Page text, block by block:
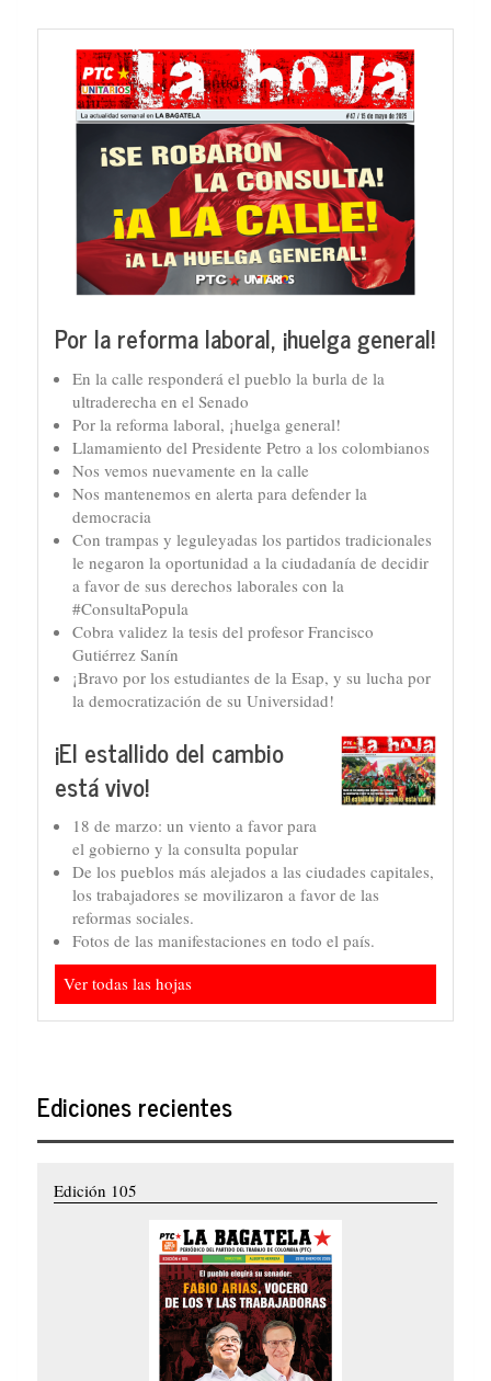
Por la reforma laboral, ¡huelga general!
En la calle responderá el pueblo la burla de la
ultraderecha en el Senado
Por la reforma laboral, ¡huelga general!
Llamamiento del Presidente Petro a los colombianos
Nos vemos nuevamente en la calle
Nos mantenemos en alerta para defender la
democracia
Con trampas y leguleyadas los partidos tradicionales
le negaron la oportunidad a la ciudadanía de decidir
a favor de sus derechos laborales con la
#ConsultaPopula
Cobra validez la tesis del profesor Francisco
Gutiérrez Sanín
¡Bravo por los estudiantes de la Esap, y su lucha por
la democratización de su Universidad!
¡El estallido del cambio
está vivo!
18 de marzo: un viento a favor para
el gobierno y la consulta popular
De los pueblos más alejados a las ciudades capitales,
los trabajadores se movilizaron a favor de las
reformas sociales.
Fotos de las manifestaciones en todo el país.
Ver todas las hojas
Ediciones recientes
Edición 105